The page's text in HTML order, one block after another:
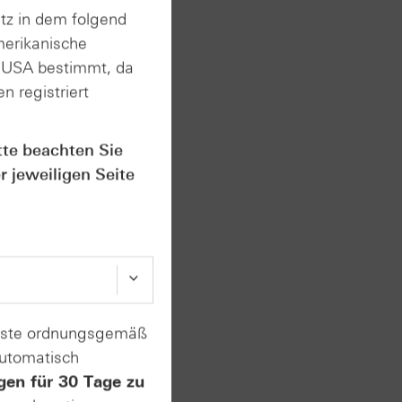
in dem folgend
bestimmt, da
registriert
beachten Sie
jeweiligen Seite
ordnungsgemäß
für 30 Tage zu